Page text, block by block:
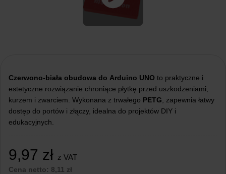
Czerwono-biała obudowa do Arduino UNO to praktyczne i
estetyczne rozwiązanie chroniące płytkę przed uszkodzeniami,
kurzem i zwarciem. Wykonana z trwałego PETG , zapewnia łatwy
dostęp do portów i złączy, idealna do projektów DIY i
edukacyjnych.
9,97 zł z VAT
Cena netto: 8,11 zł